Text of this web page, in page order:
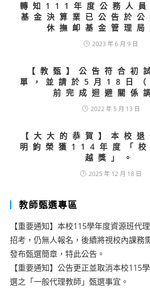
轉知111年度公務人員
基金決算業已公告於公
休撫卹基金管理局
2023 年 6 月 9 日
【教甄】公告符合初
單，並請於5月18日（
前完成迴避關係
2022 年 5 月 13 日
【大大的恭賀】本校
明鈞榮獲114年度「校
越獎」。
2025 年 12 月 18 日
教師甄選專區
【重要通知】本校115學年度資源班代
招考，仍無人報名，後續將視校內課務
發布甄選簡章，特此公告。
【重要通知】公告更正並取消本校115
選之「一般代理教師」甄選事宜。